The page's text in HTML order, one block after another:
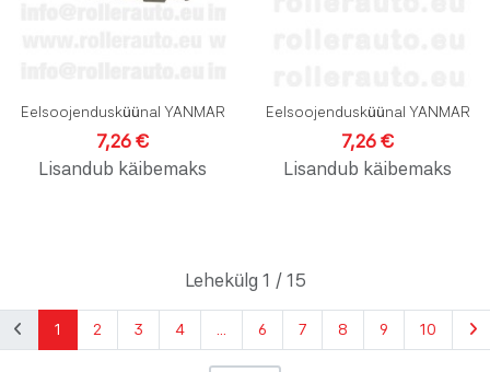
Eelsoojendusküünal YANMAR
7,26 €
Lisandub käibemaks
Eelsoojendusküünal YANMAR
7,26 €
Lisandub käibemaks
Lehekülg 1 / 15
1 2 3 4 6 7 8 9 10